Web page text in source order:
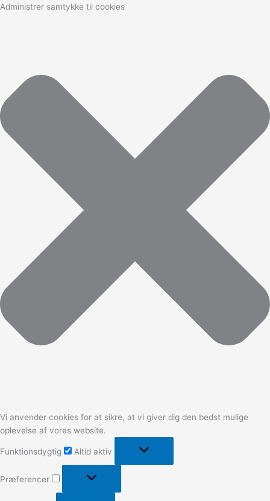
Administrer samtykke til cookies
Vi anvender cookies for at sikre, at vi giver dig den bedst mulige
oplevelse af vores website.
Funktionsdygtig
Funktionsdygtig
Altid aktiv
Præferencer
Præferencer
Statistikker
Marketing